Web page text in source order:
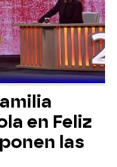
en Feliz
las